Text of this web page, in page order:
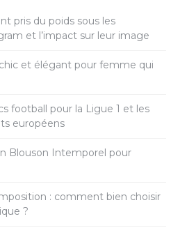
pris du poids sous les
et l’impact sur leur image
et élégant pour femme qui
football pour la Ligue 1 et les
européens
Blouson Intemporel pour
: comment bien choisir
?